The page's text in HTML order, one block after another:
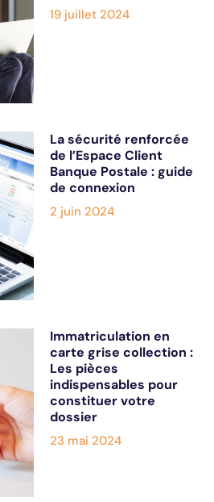
19 juillet 2024
La sécurité renforcée
de l’Espace Client
Banque Postale : guide
de connexion
2 juin 2024
Immatriculation en
carte grise collection :
Les pièces
indispensables pour
constituer votre
dossier
23 mai 2024